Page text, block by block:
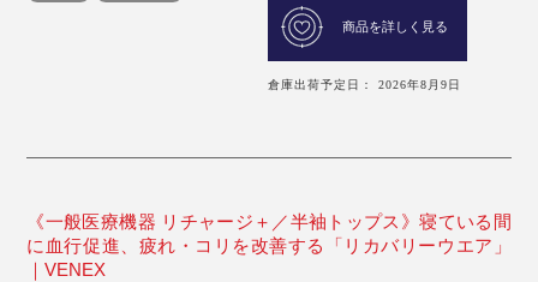
商品を詳しく見る
倉庫出荷予定日： 2026年8月9日
《一般医療機器 リチャージ＋／半袖トップス》寝ている間
に血行促進、疲れ・コリを改善する「リカバリーウエア」
｜VENEX